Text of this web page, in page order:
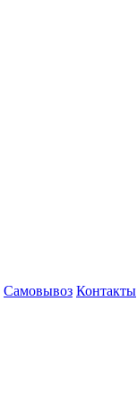
Самовывоз Контакты